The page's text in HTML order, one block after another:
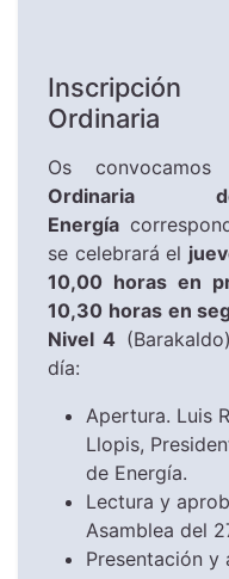
Inscripción
Ordinaria
Os
Energía
se celebrará el
10,00 horas en
10,30 horas en
Nivel 4
día:
Apertura. Luis
Llopis,
de Energía.
Lectura y
Asamblea del
Presentación y